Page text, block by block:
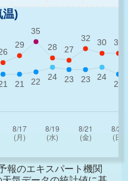
温)
報のエキスパート機関